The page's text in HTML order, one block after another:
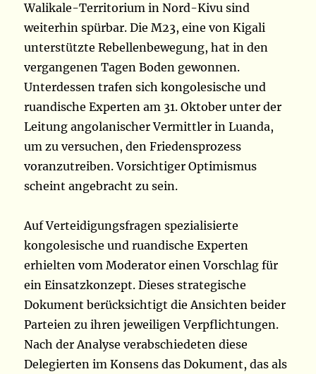
Walikale-Territorium in Nord-Kivu sind
weiterhin spürbar. Die M23, eine von Kigali
unterstützte Rebellenbewegung, hat in den
vergangenen Tagen Boden gewonnen.
Unterdessen trafen sich kongolesische und
ruandische Experten am 31. Oktober unter der
Leitung angolanischer Vermittler in Luanda,
um zu versuchen, den Friedensprozess
voranzutreiben. Vorsichtiger Optimismus
scheint angebracht zu sein.
Auf Verteidigungsfragen spezialisierte
kongolesische und ruandische Experten
erhielten vom Moderator einen Vorschlag für
ein Einsatzkonzept. Dieses strategische
Dokument berücksichtigt die Ansichten beider
Parteien zu ihren jeweiligen Verpflichtungen.
Nach der Analyse verabschiedeten diese
Delegierten im Konsens das Dokument, das als